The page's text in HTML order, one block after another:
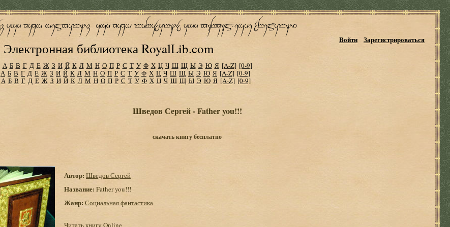
Электронная библиотека RoyalLib.com
Войти Зарегистрироваться
А Б В Г Д Е Ж З И Й К Л М Н О П Р С Т У Ф Х Ц Ч Ш Щ Ы Э Ю Я [A-Z] [0-9]
А Б В Г Д Е Ж З И Й К Л М Н О П Р С Т У Ф Х Ц Ч Ш Щ Ы Э Ю Я [A-Z] [0-9]
А Б В Г Д Е Ж З И Й К Л М Н О П Р С Т У Ф Х Ц Ч Ш Щ Ы Э Ю Я [A-Z] [0-9]
Шведов Сергей - Father you!!!
скачать книгу бесплатно
Автор: Шведов Сергей
Название: Father you!!!
Жанр: Социальная фантастика
Читать книгу Online